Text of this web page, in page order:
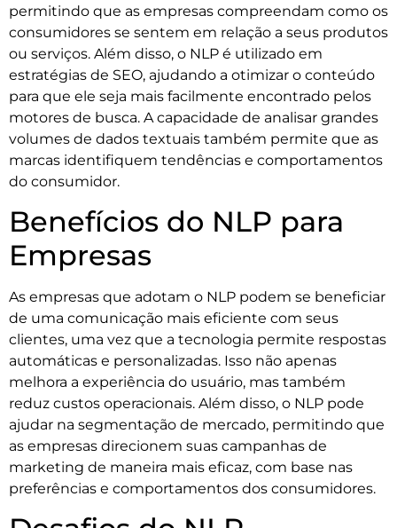
permitindo que as empresas compreendam como os
consumidores se sentem em relação a seus produtos
ou serviços. Além disso, o NLP é utilizado em
estratégias de SEO, ajudando a otimizar o conteúdo
para que ele seja mais facilmente encontrado pelos
motores de busca. A capacidade de analisar grandes
volumes de dados textuais também permite que as
marcas identifiquem tendências e comportamentos
do consumidor.
Benefícios do NLP para
Empresas
As empresas que adotam o NLP podem se beneficiar
de uma comunicação mais eficiente com seus
clientes, uma vez que a tecnologia permite respostas
automáticas e personalizadas. Isso não apenas
melhora a experiência do usuário, mas também
reduz custos operacionais. Além disso, o NLP pode
ajudar na segmentação de mercado, permitindo que
as empresas direcionem suas campanhas de
marketing de maneira mais eficaz, com base nas
preferências e comportamentos dos consumidores.